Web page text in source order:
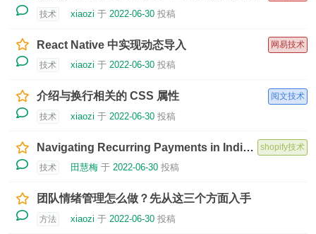
技术 xiaozi 于 2022-06-30 投稿
React Native 中实现动态导入 网易技术
技术 xiaozi 于 2022-06-30 投稿
介绍与换行相关的 CSS 属性 阅文技术
技术 xiaozi 于 2022-06-30 投稿
Navigating Recurring Payments in India: A Backend Perspective shopify技术
技术 田慧梅 于 2022-06-30 投稿
团队情绪管理怎么做？先从这三个方面入手
方法 xiaozi 于 2022-06-30 投稿